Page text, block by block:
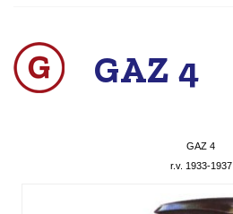
GAZ 4
GAZ 4
r.v. 1933-1937